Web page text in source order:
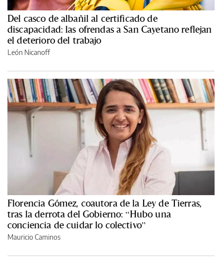
Del casco de albañil al certificado de
discapacidad: las ofrendas a San Cayetano reflejan
el deterioro del trabajo
León Nicanoff
Florencia Gómez, coautora de la Ley de Tierras,
tras la derrota del Gobierno: “Hubo una
conciencia de cuidar lo colectivo”
Mauricio Caminos